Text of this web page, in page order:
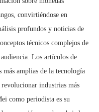
convirtiéndose en
profundos y noticias de
técnicos complejos de
Los artículos de
amplias de la tecnología
industrias más
como periodista es su